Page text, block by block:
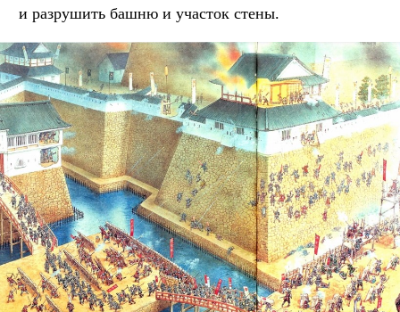
и разрушить башню и участок стены.